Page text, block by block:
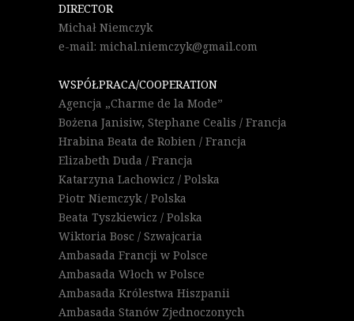
DIRECTOR
Michał Niemczyk
e-mail: michal.niemczyk@gmail.com
WSPÓŁPRACA/COOPERATION
Agencja „Charme de la Mode”
Bożena Janisiw, Stephane Cealis / Francja
Hrabina Beata de Robien / Francja
Elizabeth Duda / Francja
Katarzyna Lachowicz / Polska
Piotr Niemczyk / Polska
Beata Tyszkiewicz / Polska
Wiktoria Bosc / Szwajcaria
Ambasada Francji w Polsce
Ambasada Włoch w Polsce
Ambasada Królestwa Hiszpanii
Ambasada Stanów Zjednoczonych